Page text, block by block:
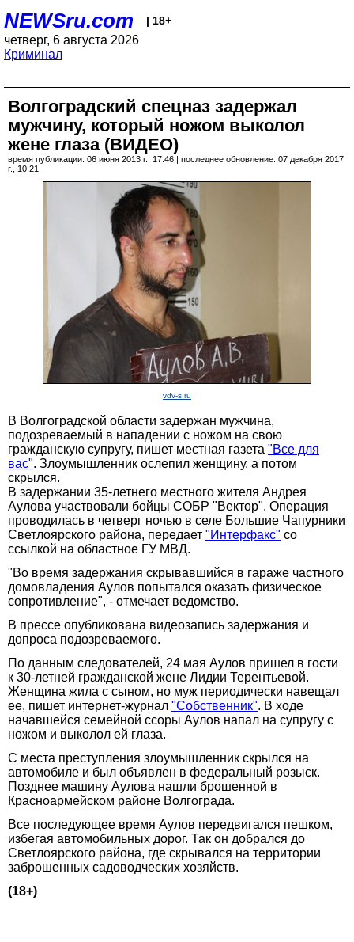
NEWSru.com | 18+
четверг, 6 августа 2026
Криминал
Волгоградский спецназ задержал
мужчину, который ножом выколол
жене глаза (ВИДЕО)
время публикации: 06 июня 2013 г., 17:46 | последнее обновление: 07 декабря 2017
г., 10:21
vdv-s.ru
В Волгоградской области задержан мужчина,
подозреваемый в нападении с ножом на свою
гражданскую супругу, пишет местная газета "Все для
вас". Злоумышленник ослепил женщину, а потом
скрылся.
В задержании 35-летнего местного жителя Андрея
Аулова участвовали бойцы СОБР "Вектор". Операция
проводилась в четверг ночью в селе Большие Чапурники
Светлоярского района, передает "Интерфакс" со
ссылкой на областное ГУ МВД.
"Во время задержания скрывавшийся в гараже частного
домовладения Аулов попытался оказать физическое
сопротивление", - отмечает ведомство.
В прессе опубликована видеозапись задержания и
допроса подозреваемого.
По данным следователей, 24 мая Аулов пришел в гости
к 30-летней гражданской жене Лидии Терентьевой.
Женщина жила с сыном, но муж периодически навещал
ее, пишет интернет-журнал "Собственник". В ходе
начавшейся семейной ссоры Аулов напал на супругу с
ножом и выколол ей глаза.
С места преступления злоумышленник скрылся на
автомобиле и был объявлен в федеральный розыск.
Позднее машину Аулова нашли брошенной в
Красноармейском районе Волгограда.
Все последующее время Аулов передвигался пешком,
избегая автомобильных дорог. Так он добрался до
Светлоярского района, где скрывался на территории
заброшенных садоводческих хозяйств.
(18+)